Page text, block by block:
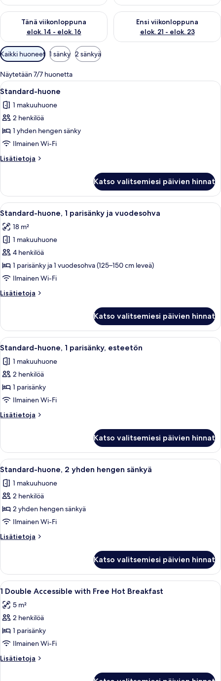
Tänä viikonloppuna
elok. 14 - elok. 16
Tarkista tämän viikonlopun saatavuus elok. 14 - elok. 16
Ensi viikonloppuna
elok. 21 - elok. 23
Tarkista ensi viikonlopun
Huoneille
saatavilla
olevia
suodattimia
Kaikki huoneet 1 sänky 2 sänkyä
Näytetään 7/7 huonetta
Avaa
kaikki
huonetyypin
Standard-
huone
kuvat
Hotellihuone, jossa on kaksi
5
Standard-huone
1 makuuhuone
2 henkilöä
1 yhden hengen sänky
Ilmainen Wi-Fi
Lisätietoja
Lisätietoja
Katso valitsemiesi päivien hinnat
Avaa
kaikki
huonetyypin
Standard-
huone,
1
parisänky
vuodesohva
Hotellihuone, jossa on sänky,
4
Standard-huone, 1 parisänky ja vuodesohva
18 m²
1 makuuhuone
4 henkilöä
1 parisänky ja 1 vuodesohva (125–150 cm leveä)
Ilmainen Wi-Fi
Lisätietoja
Lisätietoja
1
parisänky
ja
Katso valitsemiesi päivien hinnat
Avaa
kaikki
huonetyypin
Standard-
huone,
1
parisänky,
esteetön
Hotellihuone, jossa on sänky,
5
Standard-huone, 1 parisänky, esteetön
1 makuuhuone
2 henkilöä
1 parisänky
Ilmainen Wi-Fi
Lisätietoja
Lisätietoja
1
parisänky,
esteetön
Katso valitsemiesi päivien hinnat
Avaa
kaikki
huonetyypin
Standard-
huone,
2
yhden
hengen
kuvat
Hotellihuone, jossa on kaksi
5
Standard-huone, 2 yhden hengen sänkyä
1 makuuhuone
2 henkilöä
2 yhden hengen sänkyä
Ilmainen Wi-Fi
Lisätietoja
Lisätietoja
2
yhden
hengen
Katso valitsemiesi päivien hinnat
Avaa
kaikki
huonetyypin
1
Double
Accessible
with
Free
Työpöytä, pimennysverhot,
2
1 Double Accessible with Free Hot Breakfast
5 m²
2 henkilöä
1 parisänky
Ilmainen Wi-Fi
Lisätietoja
Lisätietoja